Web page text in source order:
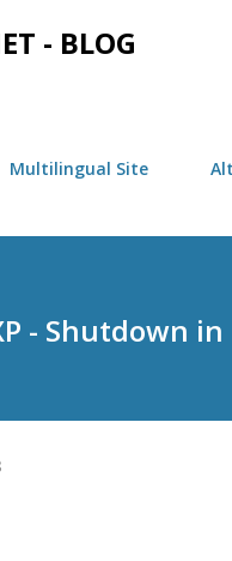
ai contenuti principali
- BLOG
Multilingual Site
- Shutdown in